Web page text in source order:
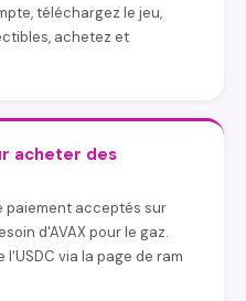
téléchargez le jeu,
achetez et
acheter des
paiement acceptés sur
d'AVAX pour le gaz.
via la page de ram